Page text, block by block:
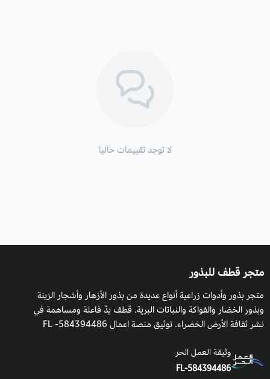
لا توجد تقييمات حاليا
متجر قطف للبذور
متجر بذور وأدوات زراعية أنواع عديدة من بذور الأزهار وأشجار الزينة
وبذور الخضار والفواكة والنباتات البرية. قطف يدٌ فاعلة ومساهمة في
نشر ثقافة الأرض الخضراء. توثيق منصة اعمال 584394486- FL
وثيقة العمل الحر
FL-584394486